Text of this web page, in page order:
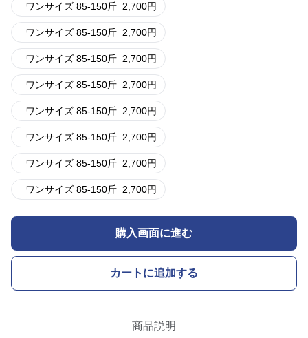
ワンサイズ 85-150斤 2,700円
ワンサイズ 85-150斤 2,700円
ワンサイズ 85-150斤 2,700円
ワンサイズ 85-150斤 2,700円
ワンサイズ 85-150斤 2,700円
ワンサイズ 85-150斤 2,700円
ワンサイズ 85-150斤 2,700円
ワンサイズ 85-150斤 2,700円
購入画面に進む
カートに追加する
商品説明